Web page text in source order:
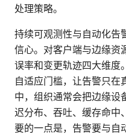
处理策略。
持续可观测性与自动化告
信心。对客户端与边缘资
误率和变更轨迹四大维度
自适应门槛，让告警只在
中，组织通常会把边缘设
迟分布、吞吐、缓存命中
要的一点是，告警要与自